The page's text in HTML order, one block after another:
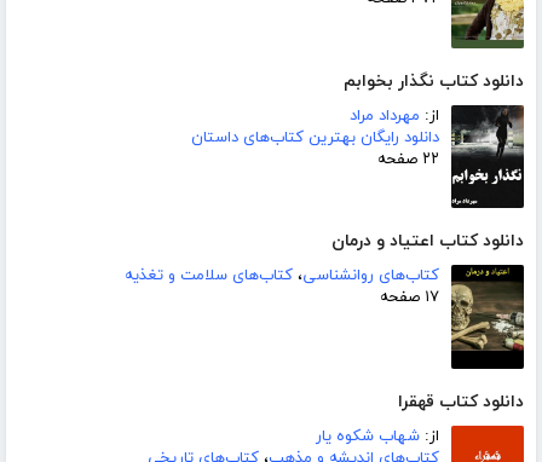
دانلود کتاب نگذار بخوابم
از: مهرداد مراد
دانلود رایگان بهترین کتاب‌های داستان
۲۲ صفحه
دانلود کتاب اعتیاد و درمان
کتاب‌های روانشناسی، کتاب‌های سلامت و تغذیه
۱۷ صفحه
دانلود کتاب قهقرا
از: شهاب شکوه یار